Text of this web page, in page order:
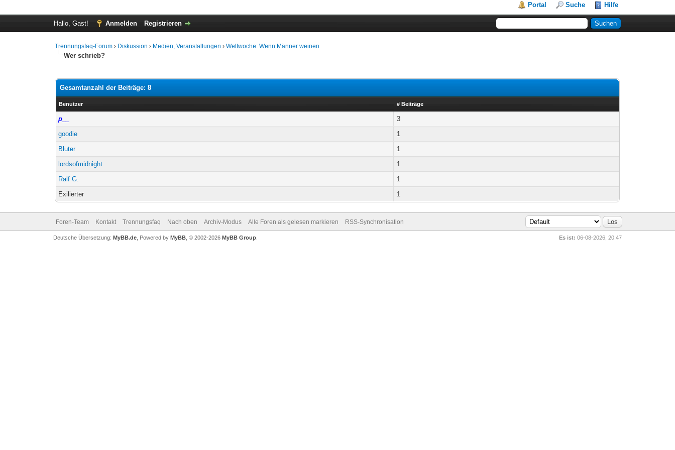
Portal Suche Hilfe
Hallo, Gast! Anmelden Registrieren
Trennungsfaq-Forum › Diskussion › Medien, Veranstaltungen ›Weltwoche: Wenn Männer weinen
Wer schrieb?
Gesamtanzahl der Beiträge: 8
Benutzer # Beiträge
p__
3
goodie
1
Bluter
1
lordsofmidnight
1
Ralf G.
1
Exilierter
1
Foren-Team Kontakt Trennungsfaq Nach oben Archiv-Modus Alle Foren als gelesen markieren RSS-Synchronisation
Es ist: 06-08-2026, 20:47
Deutsche Übersetzung: MyBB.de, Powered by MyBB, © 2002-2026 MyBB Group.